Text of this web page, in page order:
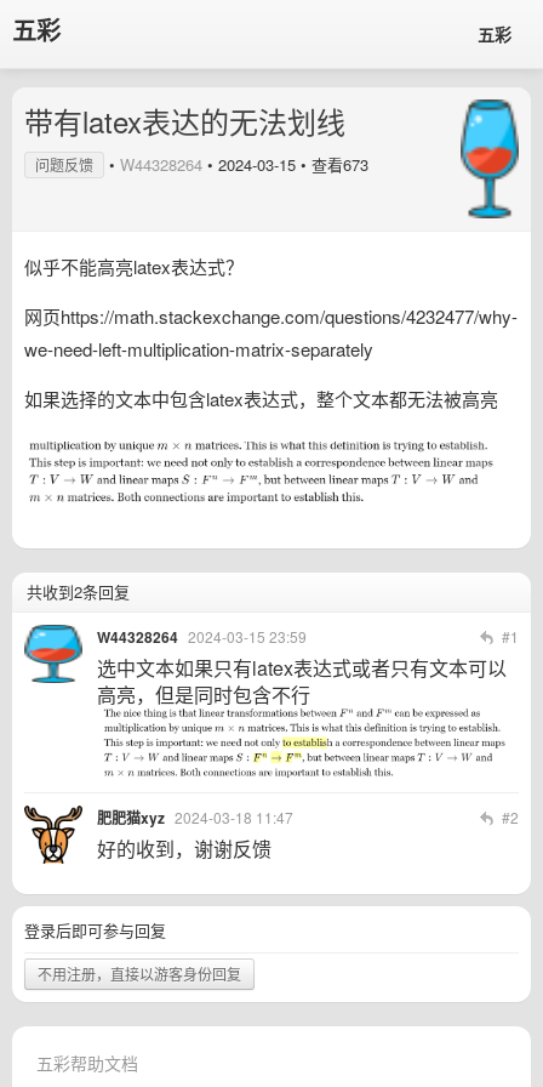
五彩 五彩
带有latex表达的无法划线
问题反馈 • W44328264 • 2024-03-15 • 查看673
似乎不能高亮latex表达式？
网页https://math.stackexchange.com/questions/4232477/why-
we-need-left-multiplication-matrix-separately
如果选择的文本中包含latex表达式，整个文本都无法被高亮
共收到2条回复
W44328264 2024-03-15 23:59 #1
选中文本如果只有latex表达式或者只有文本可以
高亮，但是同时包含不行
肥肥猫xyz 2024-03-18 11:47 #2
好的收到，谢谢反馈
登录后即可参与回复
不用注册，直接以游客身份回复
五彩帮助文档